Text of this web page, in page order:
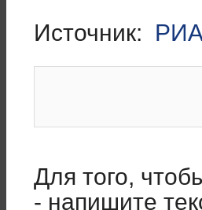
Источник:
Для того,
- напишите